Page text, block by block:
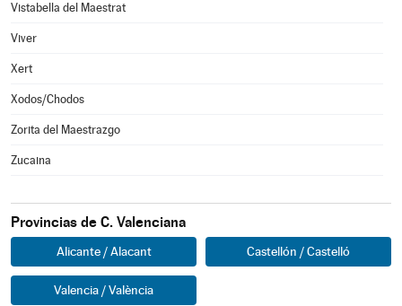
Vistabella del Maestrat
Viver
Xert
Xodos/Chodos
Zorita del Maestrazgo
Zucaina
Provincias de C. Valenciana
Alicante / Alacant Castellón / Castelló
Valencia / València